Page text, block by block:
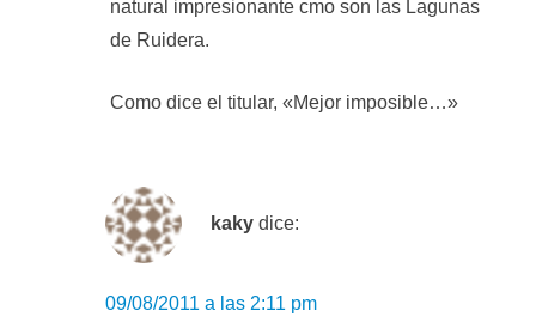
natural impresionante cmo son las Lagunas
de Ruidera.
Como dice el titular, «Mejor imposible…»
kaky dice:
09/08/2011 a las 2:11 pm